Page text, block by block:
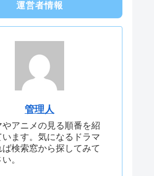
運営者情報
管理人
やアニメの見る順番を紹
います。気になるドラマ
ば検索窓から探してみて
。